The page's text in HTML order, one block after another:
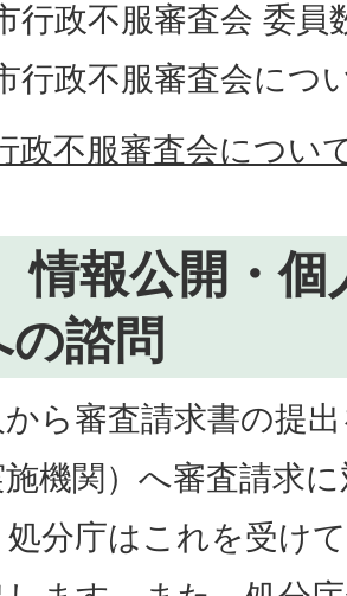
行政不服審査会 委員
行政不服審査会につ
政不服審査会につい
情報公開・
諮問
ら審査請求書の提
機関）へ審査請求
処分庁はこれを受け